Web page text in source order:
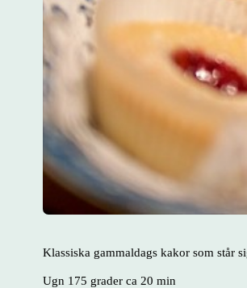
Klassiska gammaldags kakor som står
Ugn 175 grader ca 20 min